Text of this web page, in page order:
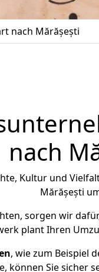
nach Mărășești
nach
Kultur und
Mărășești
sorgen wir
plant Ihren
, wie zum Beispiel
können Sie sicher